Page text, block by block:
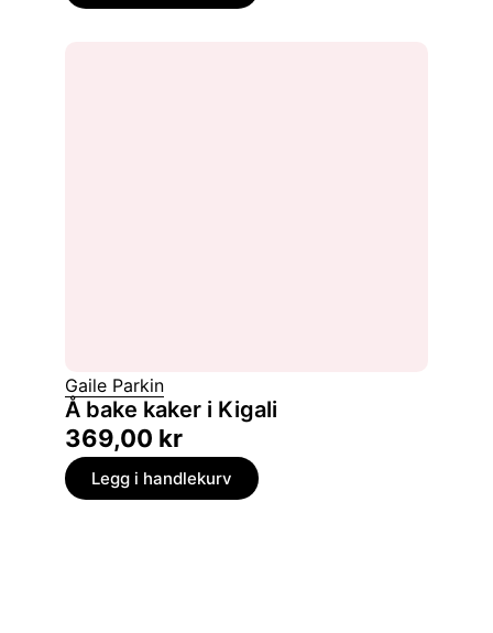
Gaile Parkin
Å bake kaker i Kigali
369,00 kr
Legg i handlekurv